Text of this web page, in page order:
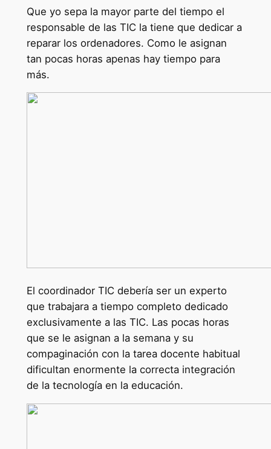
Que yo sepa la mayor parte del tiempo el
responsable de las TIC la tiene que dedicar a
reparar los ordenadores. Como le asignan
tan pocas horas apenas hay tiempo para
más.
El coordinador TIC debería ser un experto
que trabajara a tiempo completo dedicado
exclusivamente a las TIC. Las pocas horas
que se le asignan a la semana y su
compaginación con la tarea docente habitual
dificultan enormente la correcta integración
de la tecnología en la educación.